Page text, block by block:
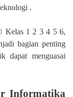
.
Kelas 1 2 3 4 5 6,
bagian penting
dapat menguasai
Informatika